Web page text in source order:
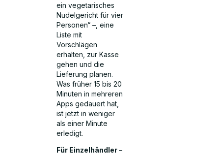
ein vegetarisches
Nudelgericht für vier
Personen“ –, eine
Liste mit
Vorschlägen
erhalten, zur Kasse
gehen und die
Lieferung planen.
Was früher 15 bis 20
Minuten in mehreren
Apps gedauert hat,
ist jetzt in weniger
als einer Minute
erledigt.
Für Einzelhändler –